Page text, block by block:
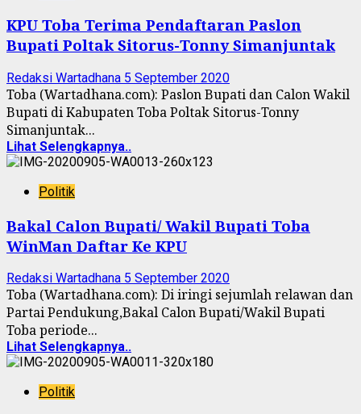
KPU Toba Terima Pendaftaran Paslon
Bupati Poltak Sitorus-Tonny Simanjuntak
Redaksi Wartadhana 5 September 2020
Toba (Wartadhana.com): Paslon Bupati dan Calon Wakil
Bupati di Kabupaten Toba Poltak Sitorus-Tonny
Simanjuntak...
Lihat Selengkapnya..
Politik
Bakal Calon Bupati/ Wakil Bupati Toba
WinMan Daftar Ke KPU
Redaksi Wartadhana 5 September 2020
Toba (Wartadhana.com): Di iringi sejumlah relawan dan
Partai Pendukung,Bakal Calon Bupati/Wakil Bupati
Toba periode...
Lihat Selengkapnya..
Politik